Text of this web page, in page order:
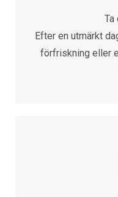
Ta
Efter en utmärkt
förfriskning eller